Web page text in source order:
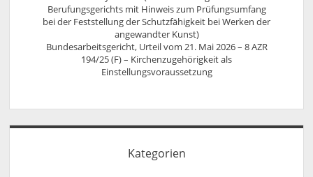
Berufungsgerichts mit Hinweis zum Prüfungsumfang
bei der Feststellung der Schutzfähigkeit bei Werken der
angewandter Kunst)
Bundesarbeitsgericht, Urteil vom 21. Mai 2026 – 8 AZR
194/25 (F) – Kirchenzugehörigkeit als
Einstellungsvoraussetzung
Kategorien